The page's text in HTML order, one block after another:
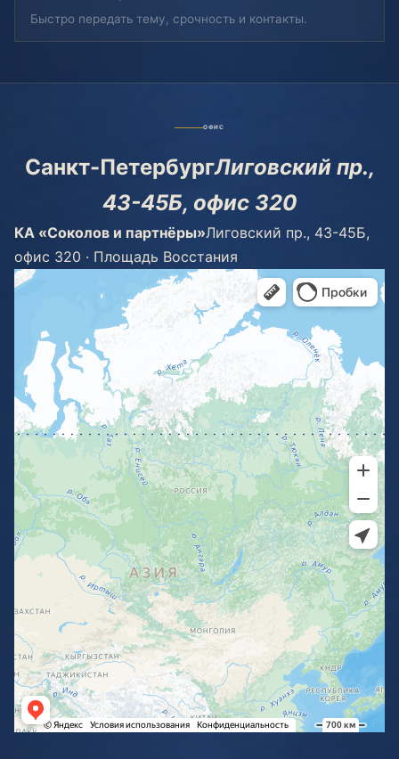
Быстро передать тему, срочность и контакты.
ОФИС
Санкт-ПетербургЛиговский пр.,
43-45Б, офис 320
КА «Соколов и партнёры»Лиговский пр., 43-45Б,
офис 320 · Площадь Восстания